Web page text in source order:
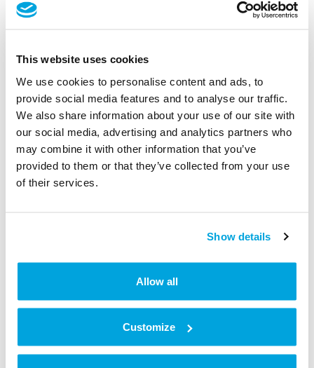
This website uses cookies
We use cookies to personalise content and ads, to
provide social media features and to analyse our traffic.
We also share information about your use of our site with
our social media, advertising and analytics partners who
may combine it with other information that you’ve
provided to them or that they’ve collected from your use
of their services.
Show details
Allow all
Customize
Detaillierte Informationen für das DOM Tapkey LoQ:
Noch Fragen?Falls du Unterstützung benötigst,
kannst du dich jederzeit an unserSupport-Team
wenden.
War dieser Artikel hilfreich?
Artikel in diesem Ordner -
Installationsanleitungen